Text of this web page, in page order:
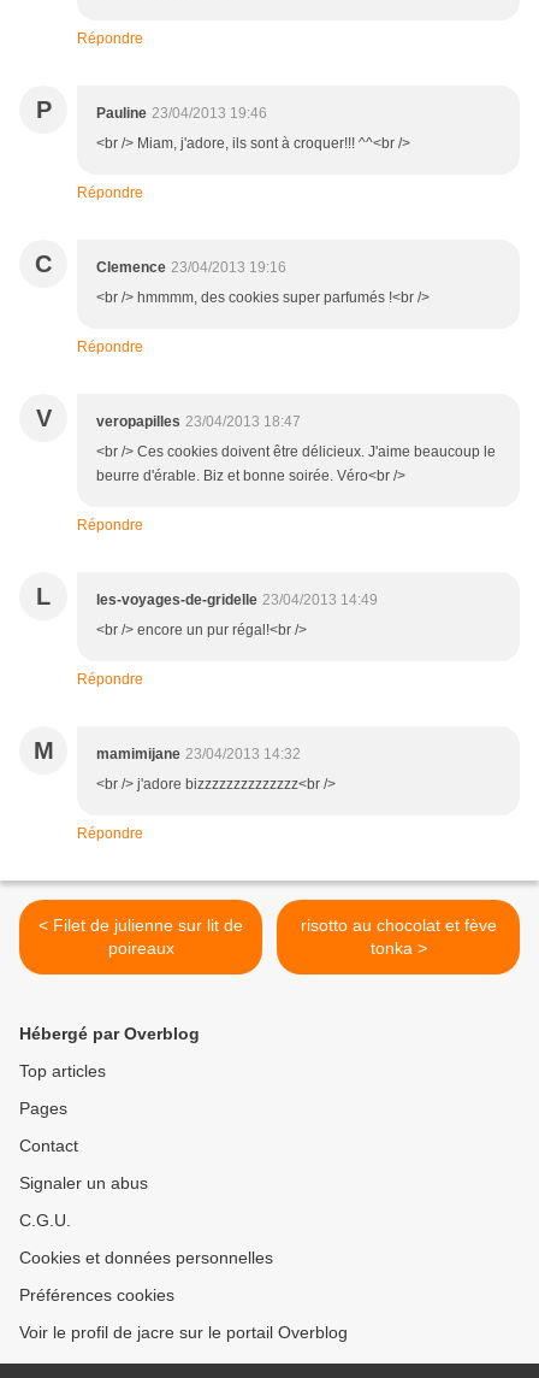
Répondre
P Pauline 23/04/2013 19:46
<br /> Miam, j'adore, ils sont à croquer!!! ^^<br />
Répondre
C Clemence 23/04/2013 19:16
<br /> hmmmm, des cookies super parfumés !<br />
Répondre
V veropapilles 23/04/2013 18:47
<br /> Ces cookies doivent être délicieux. J'aime beaucoup le
beurre d'érable. Biz et bonne soirée. Véro<br />
Répondre
L les-voyages-de-gridelle 23/04/2013 14:49
<br /> encore un pur régal!<br />
Répondre
M mamimijane 23/04/2013 14:32
<br /> j'adore bizzzzzzzzzzzzzz<br />
Répondre
< Filet de julienne sur lit de
poireaux
risotto au chocolat et fève
tonka >
Hébergé par Overblog
Top articles
Pages
Contact
Signaler un abus
C.G.U.
Cookies et données personnelles
Préférences cookies
Voir le profil de jacre sur le portail Overblog